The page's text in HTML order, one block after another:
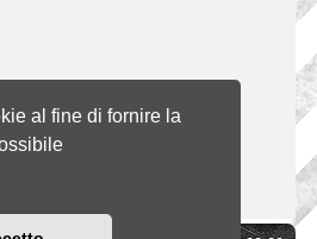
al fine di fornire la